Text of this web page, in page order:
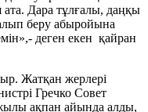
ата. Дара тұлғалы, даңқы
беру абыройына
деген екен қайран
Жатқан жерлері
Гречко Совет
ақпан айында алды,